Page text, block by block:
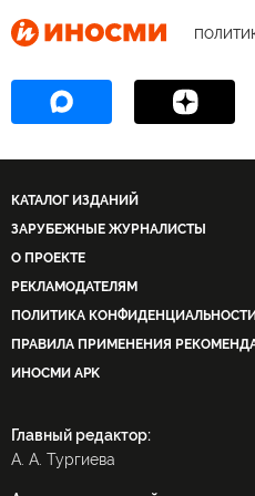
КАТАЛОГ ИЗДАНИЙ
ЗАРУБЕЖНЫЕ ЖУРНАЛИСТЫ
О ПРОЕКТЕ
РЕКЛАМОДАТЕЛЯМ
ПОЛИТИКА КОНФИДЕНЦИАЛЬНОСТИ
ПРАВИЛА ПРИМЕНЕНИЯ
ИНОСМИ APK
Главный редактор:
А. А. Тургиева